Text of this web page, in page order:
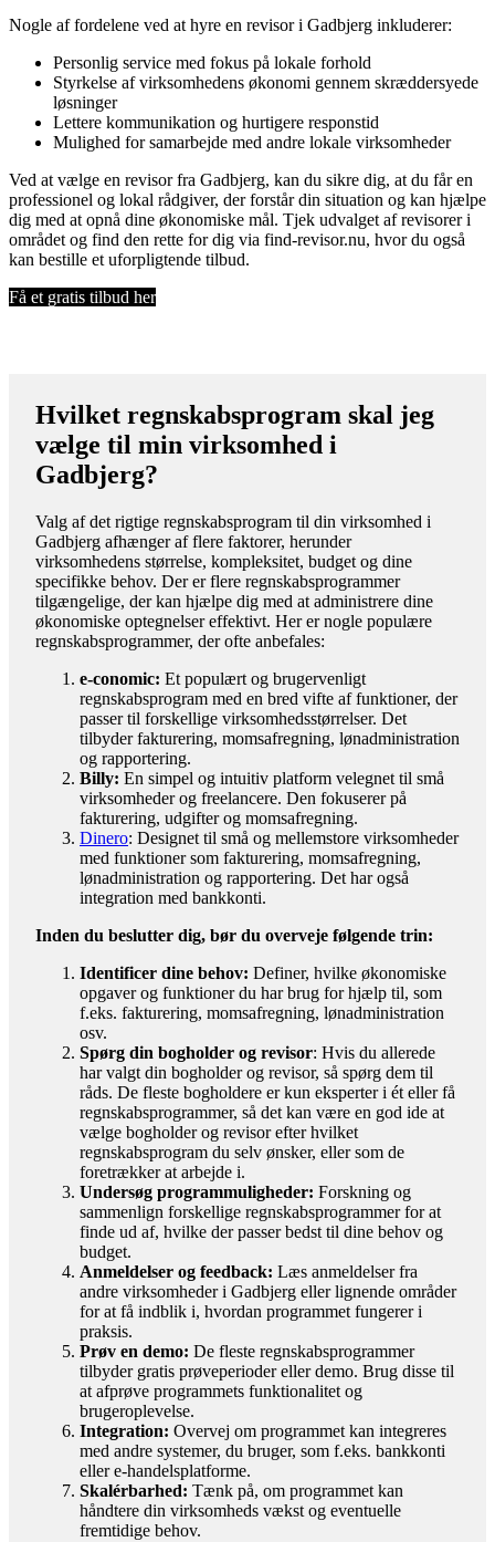
Nogle af fordelene ved at hyre en revisor i Gadbjerg inkluderer:
Personlig service med fokus på lokale forhold
Styrkelse af virksomhedens økonomi gennem skræddersyede
løsninger
Lettere kommunikation og hurtigere responstid
Mulighed for samarbejde med andre lokale virksomheder
Ved at vælge en revisor fra Gadbjerg, kan du sikre dig, at du får en
professionel og lokal rådgiver, der forstår din situation og kan hjælpe
dig med at opnå dine økonomiske mål. Tjek udvalget af revisorer i
området og find den rette for dig via find-revisor.nu, hvor du også
kan bestille et uforpligtende tilbud.
Få et gratis tilbud her
Hvilket regnskabsprogram skal jeg
vælge til min virksomhed i
Gadbjerg?
Valg af det rigtige regnskabsprogram til din virksomhed i
Gadbjerg afhænger af flere faktorer, herunder
virksomhedens størrelse, kompleksitet, budget og dine
specifikke behov. Der er flere regnskabsprogrammer
tilgængelige, der kan hjælpe dig med at administrere dine
økonomiske optegnelser effektivt. Her er nogle populære
regnskabsprogrammer, der ofte anbefales:
e-conomic: Et populært og brugervenligt
regnskabsprogram med en bred vifte af funktioner, der
passer til forskellige virksomhedsstørrelser. Det
tilbyder fakturering, momsafregning, lønadministration
og rapportering.
Billy: En simpel og intuitiv platform velegnet til små
virksomheder og freelancere. Den fokuserer på
fakturering, udgifter og momsafregning.
Dinero: Designet til små og mellemstore virksomheder
med funktioner som fakturering, momsafregning,
lønadministration og rapportering. Det har også
integration med bankkonti.
Inden du beslutter dig, bør du overveje følgende trin:
Identificer dine behov: Definer, hvilke økonomiske
opgaver og funktioner du har brug for hjælp til, som
f.eks. fakturering, momsafregning, lønadministration
osv.
Spørg din bogholder og revisor: Hvis du allerede
har valgt din bogholder og revisor, så spørg dem til
råds. De fleste bogholdere er kun eksperter i ét eller få
regnskabsprogrammer, så det kan være en god ide at
vælge bogholder og revisor efter hvilket
regnskabsprogram du selv ønsker, eller som de
foretrækker at arbejde i.
Undersøg programmuligheder: Forskning og
sammenlign forskellige regnskabsprogrammer for at
finde ud af, hvilke der passer bedst til dine behov og
budget.
Anmeldelser og feedback: Læs anmeldelser fra
andre virksomheder i Gadbjerg eller lignende områder
for at få indblik i, hvordan programmet fungerer i
praksis.
Prøv en demo: De fleste regnskabsprogrammer
tilbyder gratis prøveperioder eller demo. Brug disse til
at afprøve programmets funktionalitet og
brugeroplevelse.
Integration: Overvej om programmet kan integreres
med andre systemer, du bruger, som f.eks. bankkonti
eller e-handelsplatforme.
Skalérbarhed: Tænk på, om programmet kan
håndtere din virksomheds vækst og eventuelle
fremtidige behov.